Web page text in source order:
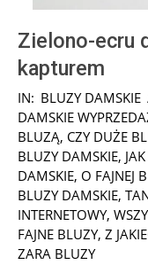
Zielono-ecru
kapturem
2024-
08-
08
IN: BLUZY DAMSKIE
DAMSKIE
BLUZĄ, CZY DUŻE
BLUZY DAMSKIE,
DAMSKIE, O FAJNEJ
BLUZY DAMSKIE,
INTERNETOWY,
FAJNE BLUZY, Z
ZARA BLUZY